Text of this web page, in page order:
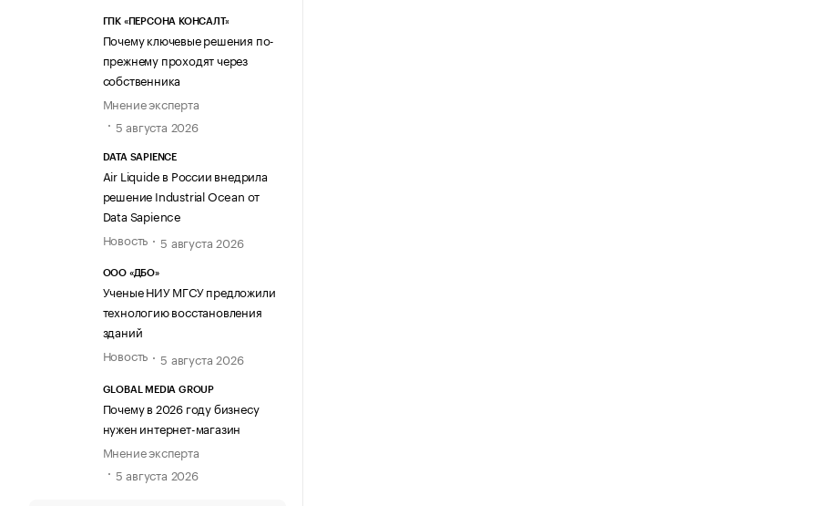
ГПК «ПЕРСОНА КОНСАЛТ»
Почему ключевые решения по-
прежнему проходят через
собственника
Мнение эксперта
5 августа 2026
DATA SAPIENCE
Air Liquide в России внедрила
решение Industrial Ocean от
Data Sapience
Новость
5 августа 2026
ООО «ДБО»
Ученые НИУ МГСУ предложили
технологию восстановления
зданий
Новость
5 августа 2026
GLOBAL MEDIA GROUP
Почему в 2026 году бизнесу
нужен интернет-магазин
Мнение эксперта
5 августа 2026